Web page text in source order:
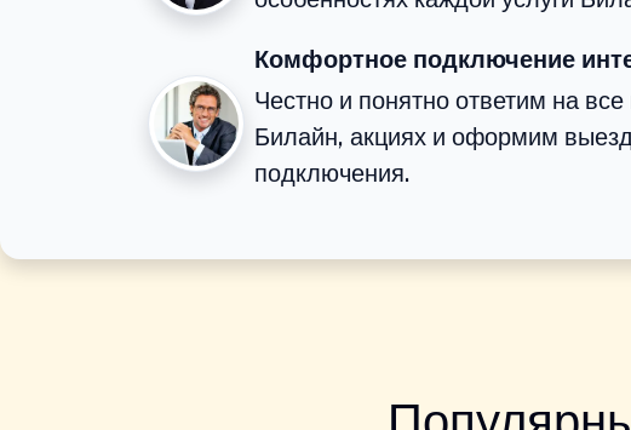
Комфортное подключение
Честно и понятно ответим на
Билайн, акциях и оформим
подключения.